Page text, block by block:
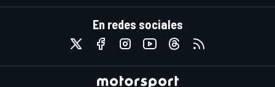
En redes sociales